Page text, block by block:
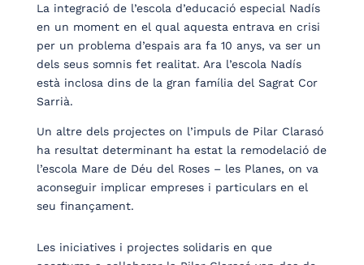
La integració de l’escola d’educació especial Nadís
en un moment en el qual aquesta entrava en crisi
per un problema d’espais ara fa 10 anys, va ser un
dels seus somnis fet realitat. Ara l’escola Nadís
està inclosa dins de la gran família del Sagrat Cor
Sarrià.
Un altre dels projectes on l’impuls de Pilar Clarasó
ha resultat determinant ha estat la remodelació de
l’escola Mare de Déu del Roses – les Planes, on va
aconseguir implicar empreses i particulars en el
seu finançament.
Les iniciatives i projectes solidaris en que